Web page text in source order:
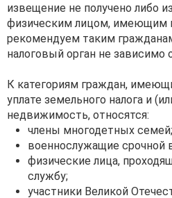
извещение не получено либо
физическим лицом, имеющим
рекомендуем таким
налоговый орган не зависимо
К категориям граждан,
уплате земельного налога и
недвижимость, относятся:
члены многодетных семей;
военнослужащие срочной
физические лица,
службу;
участники Великой